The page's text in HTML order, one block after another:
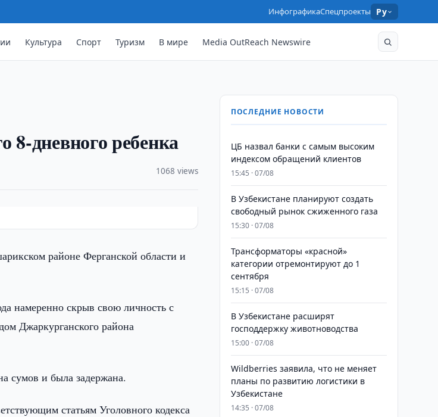
ИнфографикаСпецпроекты Ру
Культура Спорт Туризм В мире Media OutReach Newswire
8-дневного ребенка
1068 views
районе Ферганской области и
намеренно скрыв свою личность с
Джаркурганского района
сумов и была задержана.
статьям Уголовного кодекса
ПОСЛЕДНИЕ НОВОСТИ
ЦБ назвал банки с самым высоким
индексом обращений клиентов
15:45 · 07/08
В Узбекистане планируют создать
свободный рынок сжиженного газа
15:30 · 07/08
Трансформаторы «красной»
категории отремонтируют до 1
сентября
15:15 · 07/08
В Узбекистане расширят
господдержку животноводства
15:00 · 07/08
Wildberries заявила, что не меняет
планы по развитию логистики в
Узбекистане
14:35 · 07/08